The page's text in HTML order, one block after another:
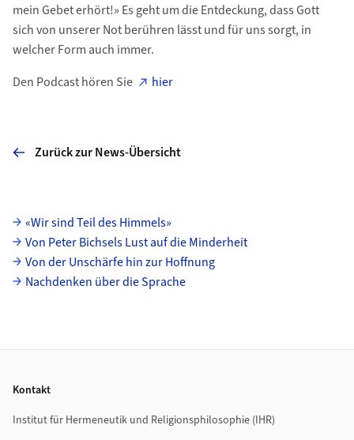
mein Gebet erhört!» Es geht um die Entdeckung, dass Gott
sich von unserer Not berühren lässt und für uns sorgt, in
welcher Form auch immer.
Den Podcast hören Sie
hier
Zurück zur News-Übersicht
Unterseiten
«Wir sind Teil des Himmels»
Von Peter Bichsels Lust auf die Minderheit
Von der Unschärfe hin zur Hoffnung
Nachdenken über die Sprache
Kontakt
Institut für Hermeneutik und Religionsphilosophie (IHR)